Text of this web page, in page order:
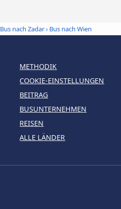
Bus nach Zadar› Bus nach Wien
METHODIK
COOKIE-EINSTELLUNGEN
BEITRAG
BUSUNTERNEHMEN
REISEN
ALLE LÄNDER